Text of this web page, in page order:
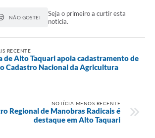
NÃO GOSTEI
Seja o primeiro a curtir esta
notícia.
RECENTE
de Alto Taquari apoia cadastramento de
Cadastro Nacional da Agricultura
NOTÍCIA MENOS RECENTE
Regional de Manobras Radicais é
destaque em Alto Taquari